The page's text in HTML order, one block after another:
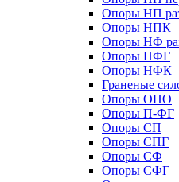
Опоры НП
Опоры НПК
Опоры НФ
Опоры НФГ
Опоры НФК
Граненые
Опоры ОНО
Опоры П-ФГ
Опоры СП
Опоры СПГ
Опоры СФ
Опоры СФГ